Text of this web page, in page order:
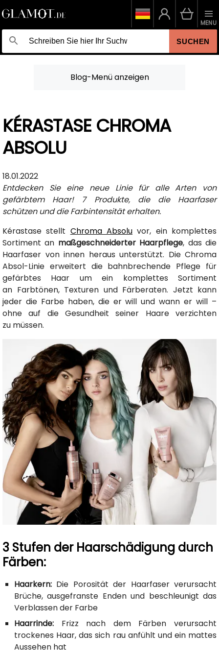
SUCHEN
MENU
Blog-Menü anzeigen
KÉRASTASE CHROMA
ABSOLU
18.01.2022
Entdecken Sie eine neue Linie für alle Arten von
gefärbtem Haar! 7 Produkte, die die Haarfaser
schützen und die Farbintensität erhalten.
Kérastase stellt Chroma Absolu vor, ein komplettes
Sortiment an maßgeschneiderter Haarpflege, das die
Haarfaser von innen heraus unterstützt. Die Chroma
Absol-Linie erweitert die bahnbrechende Pflege für
gefärbtes Haar um ein komplettes Sortiment
an Farbtönen, Texturen und Färberaten. Jetzt kann
jeder die Farbe haben, die er will und wann er will –
ohne auf die Gesundheit seiner Haare verzichten
zu müssen.
3 Stufen der Haarschädigung durch
Färben:
Haarkern: Die Porosität der Haarfaser verursacht
Brüche, ausgefranste Enden und beschleunigt das
Verblassen der Farbe
Haarrinde: Frizz nach dem Färben verursacht
trockenes Haar, das sich rau anfühlt und ein mattes
Aussehen hat